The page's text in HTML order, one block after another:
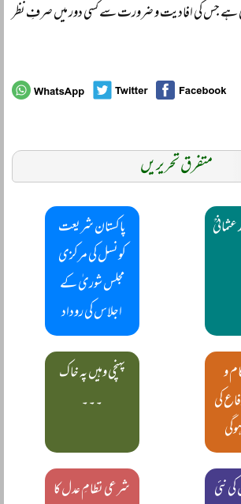
ہے جس کی افادیت و ضرورت سے کسی دور میں صرفِ نظر
متفرق تحریریں
پاکستان شریعت
کونسل کی مرکزی
مجلس شوریٰ کے
اجلاس کی روداد
و
کی
پہنچی وہیں پہ خاک
۔۔۔
نئی
شرعی نظامِ عدل کا